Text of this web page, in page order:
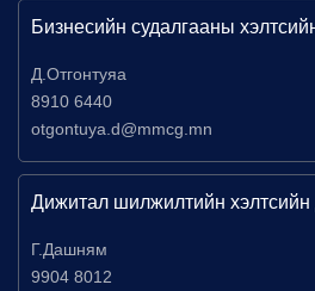
Бизнесийн судалгааны
Д.Отгонтуяа
8910 6440
otgontuya.d@mmcg.mn
Дижитал шилжилтийн хэлтсийн
Г.Дашням
9904 8012